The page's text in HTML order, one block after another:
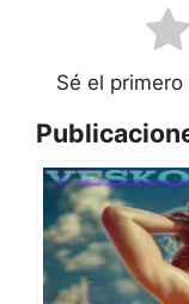
Sé el